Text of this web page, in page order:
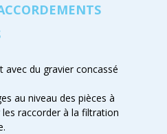
avec du gravier concassé
au niveau des pièces à
raccorder à la filtration